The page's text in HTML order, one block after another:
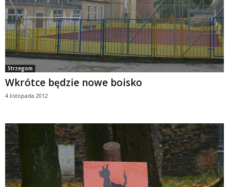
Strzegom
Wkrótce będzie nowe boisko
4 listopada 2012